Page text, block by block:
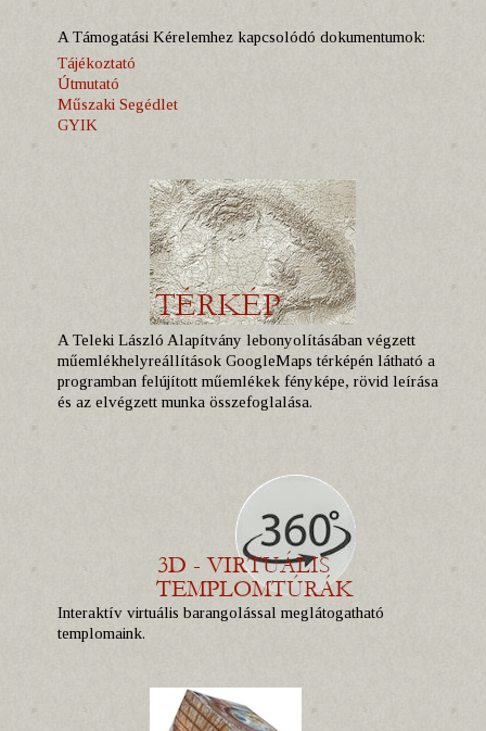
A Támogatási Kérelemhez kapcsolódó dokumentumok:
Tájékoztató
Útmutató
Műszaki Segédlet
GYIK
A Teleki László Alapítvány lebonyolításában végzett
műemlékhelyreállítások GoogleMaps térképén látható a
programban felújított műemlékek fényképe, rövid leírása
és az elvégzett munka összefoglalása.
Interaktív virtuális barangolással meglátogatható
templomaink.